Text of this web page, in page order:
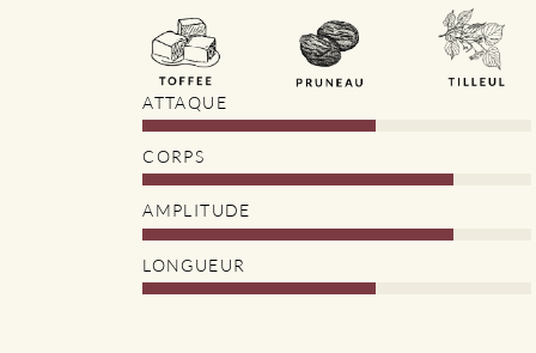
ATTAQUE
CORPS
AMPLITUDE
LONGUEUR